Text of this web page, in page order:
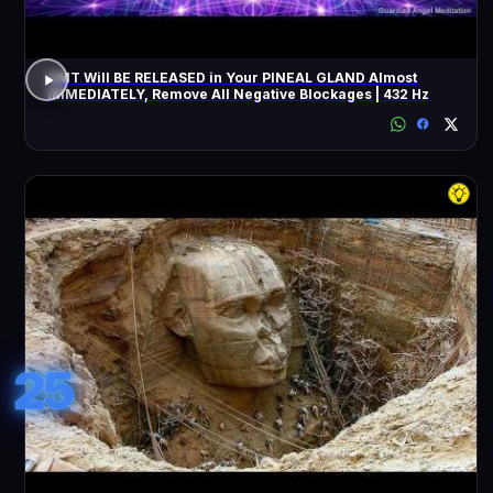
DMT Will BE RELEASED in Your PINEAL GLAND Almost
IMMEDIATELY, Remove All Negative Blockages | 432 Hz
25